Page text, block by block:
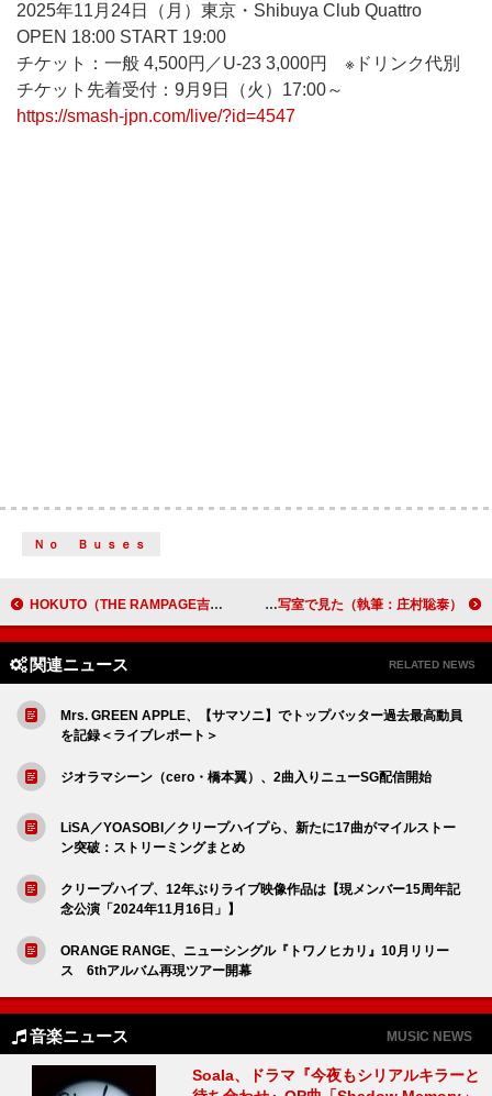
2025年11月24日（月）東京・Shibuya Club Quattro
OPEN 18:00 START 19:00
チケット：一般 4,500円／U-23 3,000円 ※ドリンク代別
チケット先着受付：9月9日（火）17:00～
https://smash-jpn.com/live/?id=4547
Ｎｏ Ｂｕｓｅｓ
HOKUTO（THE RAMPAGE吉野北人）、TVアニメ『ふたりソロキャンプ』第2クールOPテーマ担当 劇場に足を運ぶべし！圧倒的な臨場感と映像美でよみがえる『オアシス｜ネブワース1996』を試写室で見た（執筆：庄村聡泰）
関連ニュース RELATED NEWS
Mrs. GREEN APPLE、【サマソニ】でトップバッター過去最高動員
を記録＜ライブレポート＞
ジオラマシーン（cero・橋本翼）、2曲入りニューSG配信開始
LiSA／YOASOBI／クリープハイプら、新たに17曲がマイルストー
ン突破：ストリーミングまとめ
クリープハイプ、12年ぶりライブ映像作品は【現メンバー15周年記
念公演「2024年11月16日」】
ORANGE RANGE、ニューシングル『トワノヒカリ』10月リリー
ス 6thアルバム再現ツアー開幕
音楽ニュース MUSIC NEWS
Soala、ドラマ『今夜もシリアルキラーと